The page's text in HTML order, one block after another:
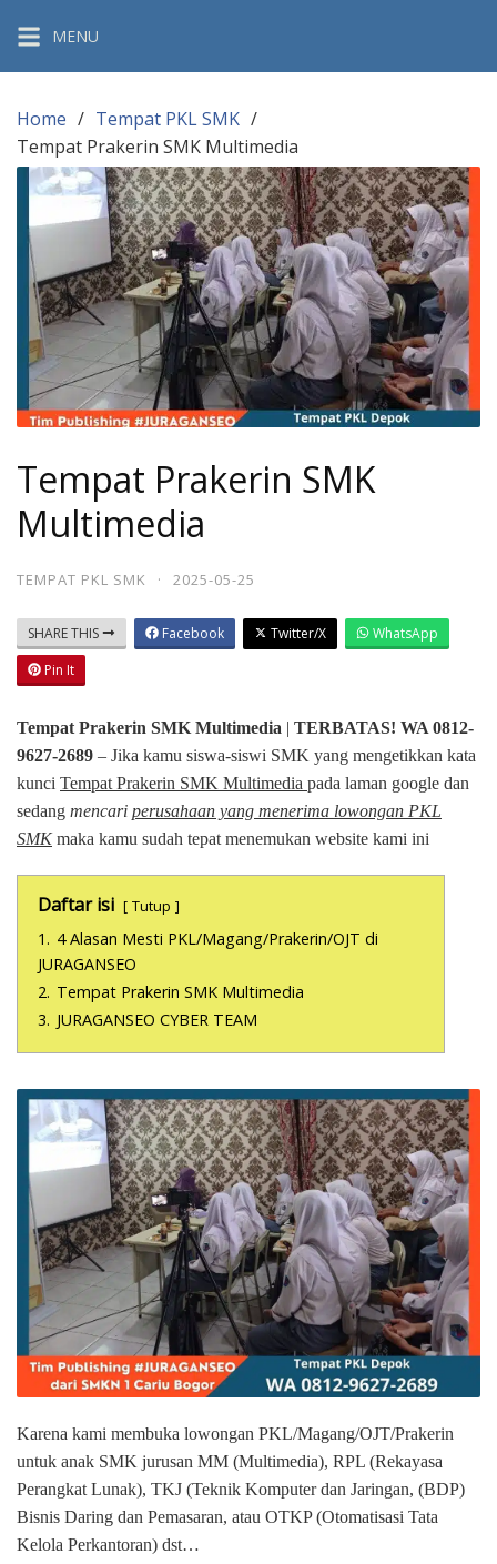
content
MENU
Home
Tempat PKL SMK
Tempat Prakerin SMK Multimedia
Tempat Prakerin SMK
Multimedia
TEMPAT PKL SMK · 2025-05-25
SHARE THIS Facebook Twitter/X
WhatsApp
Pin It
Tempat Prakerin SMK Multimedia | TERBATAS! WA 0812-
9627-2689 – Jika kamu siswa-siswi SMK yang mengetikkan kata
kunci Tempat Prakerin SMK Multimedia pada laman google dan
sedang mencari perusahaan yang menerima lowongan PKL
SMKmaka kamu sudah tepat menemukan website kami ini
Daftar isi Tutup
1. 4 Alasan Mesti PKL/Magang/Prakerin/OJT di
JURAGANSEO
2. Tempat Prakerin SMK Multimedia
3. JURAGANSEO CYBER TEAM
Karena kami membuka lowongan PKL/Magang/OJT/Prakerin
untuk anak SMK jurusan MM (Multimedia), RPL (Rekayasa
Perangkat Lunak), TKJ (Teknik Komputer dan Jaringan, (BDP)
Bisnis Daring dan Pemasaran, atau OTKP (Otomatisasi Tata
Kelola Perkantoran) dst…